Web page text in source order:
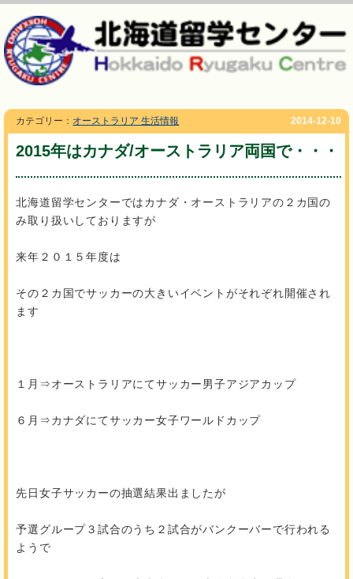
カテゴリー： オーストラリア 生活情報 2014-12-10
2015年はカナダ/オーストラリア両国で・・・
北海道留学センターではカナダ・オーストラリアの２カ国の
み取り扱いしておりますが
来年２０１５年度は
その２カ国でサッカーの大きいイベントがそれぞれ開催され
ます
１月⇒オーストラリアにてサッカー男子アジアカップ
６月⇒カナダにてサッカー女子ワールドカップ
先日女子サッカーの抽選結果出ましたが
予選グループ３試合のうち２試合がバンクーバーで行われる
ようで